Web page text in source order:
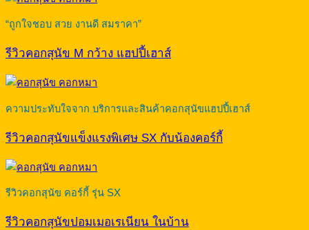
“ถูกใจชอบ สวย งานดี สมราคา”
รีวิวคอกสุนัข M กว้าง แฮปปี้เฮาส์
ความประทับใจจาก บริการและสินค้าคอกสุนัขแฮปปี้เฮาส์
รีวิวคอกสุนัขแข็งแรงพิเศษ SX กับน้องคอร์กี้
รีวิวคอกสุนัข คอร์กี้ รุ่น SX
รีวิวคอกสุนัขปอมเมอเรเนียน ในบ้าน